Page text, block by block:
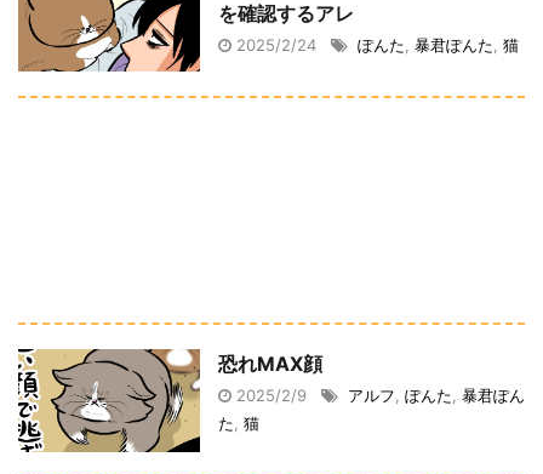
を確認するアレ
2025/2/24 ぽんた 暴君ぽんた 猫
恐れMAX顔
2025/2/9 アルフ, ぽんた, 暴君ぽん
た, 猫